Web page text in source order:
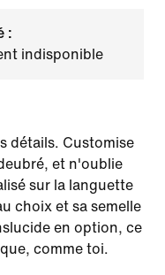
:
indisponible
détails. Customise
et n'oublie
sur la languette
choix et sa semelle
en option, ce
comme toi.